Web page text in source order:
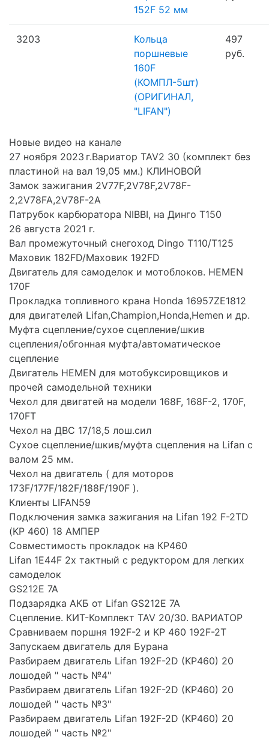
152F 52 мм
3203
Кольца
поршневые
160F
(КОМПЛ-5шт)
(ОРИГИНАЛ,
"LIFAN")
497
руб.
Новые видео на канале
27 ноября 2023 г.Вариатор TAV2 30 (комплект без
пластиной на вал 19,05 мм.) КЛИНОВОЙ
Замок зажигания 2V77F,2V78F,2V78F-
2,2V78FA,2V78F-2A
Патрубок карбюратора NIBBI, на Динго Т150
26 августа 2021 г.
Вал промежуточный снегоход Dingo T110/T125
Маховик 182FD/Маховик 192FD
Двигатель для самоделок и мотоблоков. HEMEN
170F
Прокладка топливного крана Honda 16957ZE1812
для двигателей Lifan,Champion,Honda,Hemen и др.
Муфта сцепление/сухое сцепление/шкив
сцепления/обгонная муфта/автоматическое
сцепление
Двигатель HEMEN для мотобуксировщиков и
прочей самодельной техники
Чехол для двигатей на модели 168F, 168F-2, 170F,
170FT
Чехол на ДВС 17/18,5 лош.сил
Сухое сцепление/шкив/муфта сцепления на Lifan с
валом 25 мм.
Чехол на двигатель ( для моторов
173F/177F/182F/188F/190F ).
Клиенты LIFAN59
Подключения замка зажигания на Lifan 192 F-2TD
(KP 460) 18 АМПЕР
Совместимость прокладок на КР460
Lifan 1E44F 2х тактный с редуктором для легких
самоделок
GS212E 7A
Подзарядка АКБ от Lifan GS212E 7A
Сцепление. КИТ-Комплект TAV 20/30. ВАРИАТОР
Сравниваем поршня 192F-2 и KP 460 192F-2T
Запускаем двигатель для Бурана
Разбираем двигатель Lifan 192F-2D (KP460) 20
лошодей " часть №4"
Разбираем двигатель Lifan 192F-2D (KP460) 20
лошодей " часть №3"
Разбираем двигатель Lifan 192F-2D (KP460) 20
лошодей " часть №2"